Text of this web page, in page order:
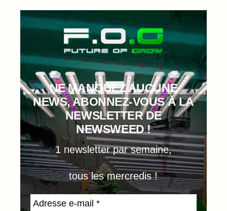
NE MANQUEZ AUCUNE
NEWS, ABONNEZ-VOUS À LA
NEWSLETTER DE
NEWSWEED !
1 newsletter par semaine,
tous les mercredis !